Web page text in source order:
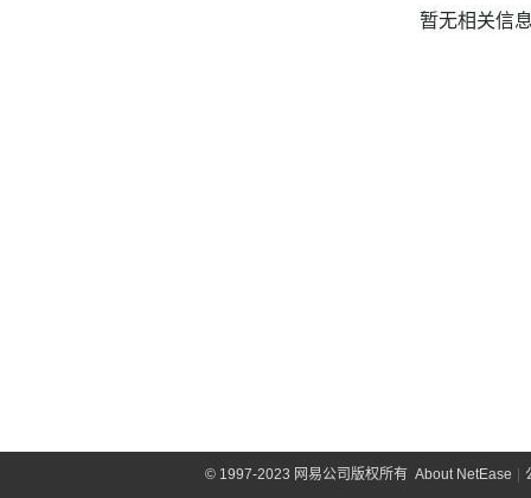
暂无相关信
©1997-2023 网易公司版权所有 About NetEase